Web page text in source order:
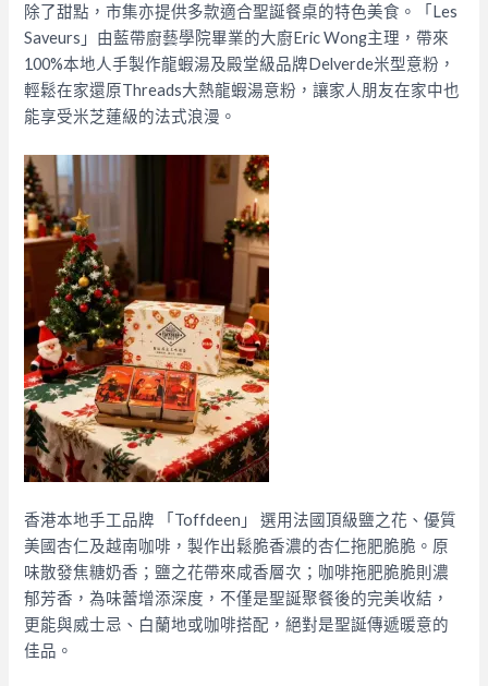
除了甜點，市集亦提供多款適合聖誕餐桌的特色美食。「Les
Saveurs」由藍帶廚藝學院畢業的大廚Eric Wong主理，帶來
100%本地人手製作龍蝦湯及殿堂級品牌Delverde米型意粉，
輕鬆在家還原Threads大熱龍蝦湯意粉，讓家人朋友在家中也
能享受米芝蓮級的法式浪漫。
香港本地手工品牌 「Toffdeen」 選用法國頂級鹽之花、優質
美國杏仁及越南咖啡，製作出鬆脆香濃的杏仁拖肥脆脆。原
味散發焦糖奶香；鹽之花帶來咸香層次；咖啡拖肥脆脆則濃
郁芳香，為味蕾增添深度，不僅是聖誕聚餐後的完美收結，
更能與威士忌、白蘭地或咖啡搭配，絕對是聖誕傳遞暖意的
佳品。